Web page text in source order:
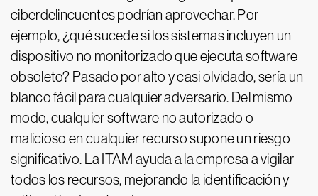
ciberdelincuentes podrían aprovechar. Por
ejemplo, ¿qué sucede si los sistemas incluyen un
dispositivo no monitorizado que ejecuta software
obsoleto? Pasado por alto y casi olvidado, sería un
blanco fácil para cualquier adversario. Del mismo
modo, cualquier software no autorizado o
malicioso en cualquier recurso supone un riesgo
significativo. La ITAM ayuda a la empresa a vigilar
todos los recursos, mejorando la identificación y